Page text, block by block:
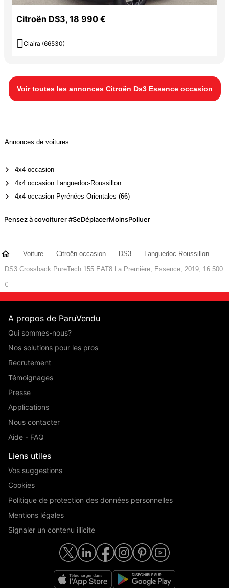
Citroën DS3, 18 990 €
 Claira (66530)
Voir toutes les annonces Citroën Ds3 Essence occasion
Annonces de voitures
4x4 occasion
4x4 occasion Languedoc-Roussillon
4x4 occasion Pyrénées-Orientales (66)
Pensez à covoiturer #SeDéplacerMoinsPolluer
Voiture Citroën occasion DS3
Languedoc-Roussillon
DS3 Crossback PureTech 155 EAT8 La Première, Essence, 2019, 16 500
€
A propos de ParuVendu
Qui sommes-nous?
Nos solutions pour les pros
Recrutement
Témoignages
Presse
Applications
Nous contacter
Aide - FAQ
Liens utiles
Vos suggestions
Cookies
Politique de protection des données personnelles
Mentions légales
Signaler un contenu illicite